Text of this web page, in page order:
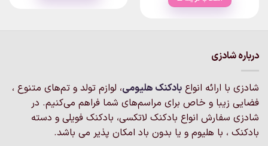
باشد.
گزینه
ها
ممکن
است
گزینه
ها
ممکن
است
درباره شادزی
شادزی با ارائه انواع بادکنک‌ هلیومی، لوازم تولد و تم‌های متنوع ،
فضایی زیبا و خاص برای مراسم‌های شما فراهم می‌کنیم. در
شادزی سفارش انواع بادکنک لاتکسی، بادکنک فویلی و دسته
بادکنک ، با هلیوم و یا بدون باد امکان پذیر می باشد.